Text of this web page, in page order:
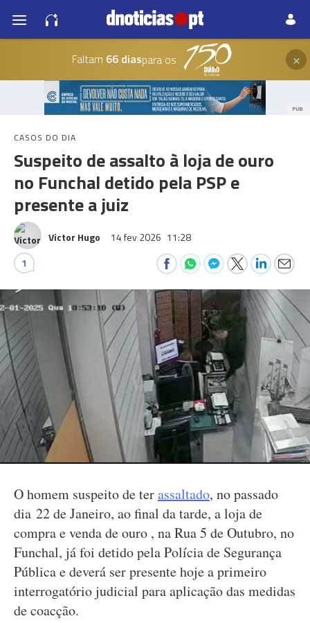
Faltam 66 diaspara os ×
PUB
CASOS DO DIA
Suspeito de assalto à loja de ouro
no Funchal detido pela PSP e
presente a juiz
Victor Hugo 14 fev 2026 11:28
1
O homem suspeito de terassaltado, no passado
dia 22 de Janeiro, ao final da tarde, a loja de
compra e venda de ouro , na Rua 5 de Outubro, no
Funchal, já foi detido pela Polícia de Segurança
Pública e deverá ser presente hoje a primeiro
interrogatório judicial para aplicação das medidas
de coacção.